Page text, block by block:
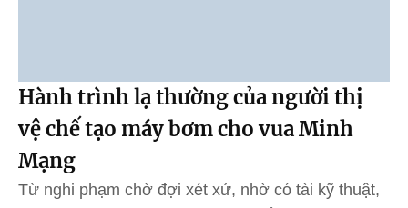
Hành trình lạ thường của người thị
vệ chế tạo máy bơm cho vua Minh
Mạng
Từ nghi phạm chờ đợi xét xử, nhờ có tài kỹ thuật,